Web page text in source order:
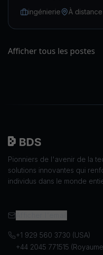
ingénierie À
Afficher tous les postes
Pionniers de l'avenir de la
solutions innovantes qui
individus dans le monde
+1 929 560 3730 (USA)
+44 2045 771515